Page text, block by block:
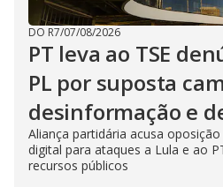
DO R7/07/08/2026
PT leva ao TSE
PL por suposta
desinformação e
Aliança partidária acusa
digital para ataques a Lula e ao
recursos públicos